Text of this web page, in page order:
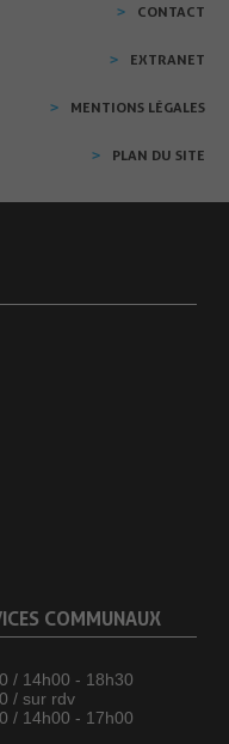
CONTACT
EXTRANET
MENTIONS LÉGALES
PLAN DU SITE
COMMUNAUX
/ 14h00 - 18h30
/ sur rdv
/ 14h00 - 17h00